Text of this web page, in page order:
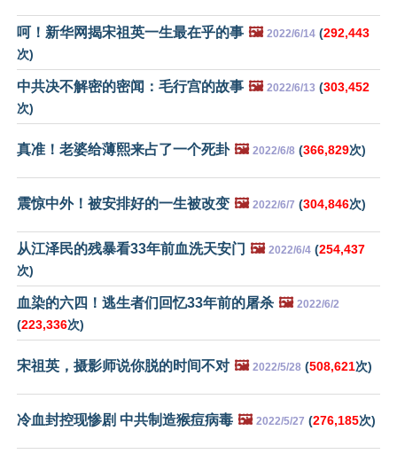
呵！新华网揭宋祖英一生最在乎的事 🖼️ 2022/6/14 (292,443
次)
中共决不解密的密闻：毛行宫的故事 🖼️ 2022/6/13 (303,452
次)
真准！老婆给薄熙来占了一个死卦 🖼️ 2022/6/8 (366,829次)
震惊中外！被安排好的一生被改变 🖼️ 2022/6/7 (304,846次)
从江泽民的残暴看33年前血洗天安门 🖼️ 2022/6/4 (254,437
次)
血染的六四！逃生者们回忆33年前的屠杀 🖼️ 2022/6/2
(223,336次)
宋祖英，摄影师说你脱的时间不对 🖼️ 2022/5/28 (508,621次)
冷血封控现惨剧 中共制造猴痘病毒 🖼️ 2022/5/27 (276,185次)